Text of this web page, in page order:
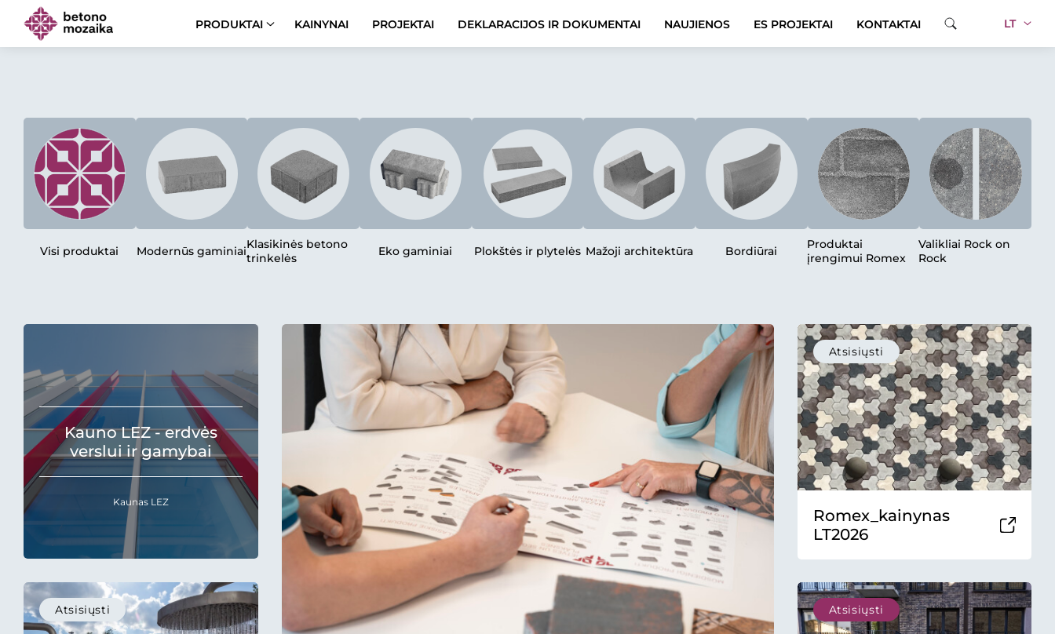
PRODUKTAI KAINYNAI PROJEKTAI DEKLARACIJOS IR DOKUMENTAI NAUJIENOS ES PROJEKTAI KONTAKTAI LT
Visi produktai Modernūs gaminiaiKlasikinės betono
trinkelės
Eko gaminiai Plokštės ir plytelės Mažoji architektūra Bordiūrai
Produktai
įrengimui Romex
Valikliai Rock on
Rock
Kauno LEZ - erdvės
verslui ir gamybai
Kaunas LEZ
Atsisiųsti
Romex_kainynas
LT2026
Atsisiųsti Atsisiųsti